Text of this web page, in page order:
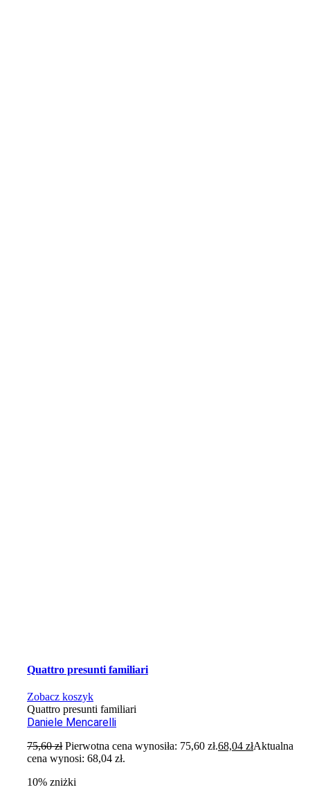
Quattro presunti familiari
Zobacz koszyk
Quattro presunti familiari
Daniele Mencarelli
75,60zł Pierwotna cena wynosiła: 75,60 zł.68,04złAktualna
cena wynosi: 68,04 zł.
10% zniżki